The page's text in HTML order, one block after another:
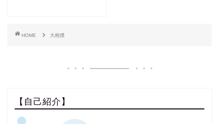
HOME 大相撲
【自己紹介】